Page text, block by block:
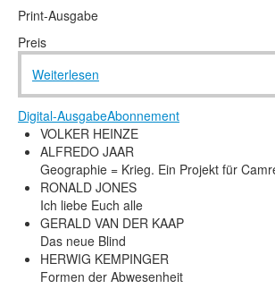
Print-Ausgabe
Preis
Weiterlesen
Digital-AusgabeAbonnement
VOLKER HEINZE
ALFREDO JAAR
Geographie = Krieg. Ein Projekt für
RONALD JONES
Ich liebe Euch alle
GERALD VAN DER KAAP
Das neue Blind
HERWIG KEMPINGER
Formen der Abwesenheit